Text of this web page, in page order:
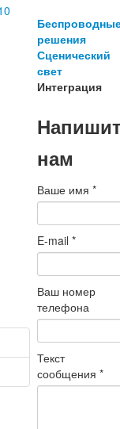
решения
Сценический
свет
Интеграция
нам
Ваше имя*
E-mail*
Ваш номер
телефона
Текст
сообщения*